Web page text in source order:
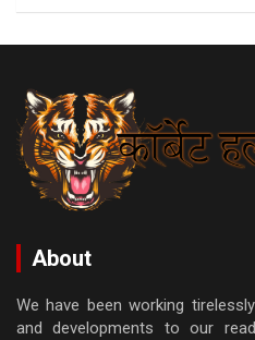
About
We have been working
and developments to our